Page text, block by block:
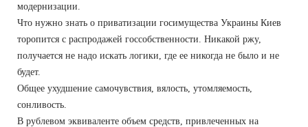
модернизации.
Что нужно знать о приватизации госимущества Украины Киев
торопится с распродажей госсобственности. Никакой ржу,
получается не надо искать логики, где ее никогда не было и не
будет.
Общее ухудшение самочувствия, вялость, утомляемость,
сонливость.
В рублевом эквиваленте объем средств, привлеченных на